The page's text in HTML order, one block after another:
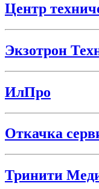
Центр
Экзотрон
ИлПро
Откачка
Тринити